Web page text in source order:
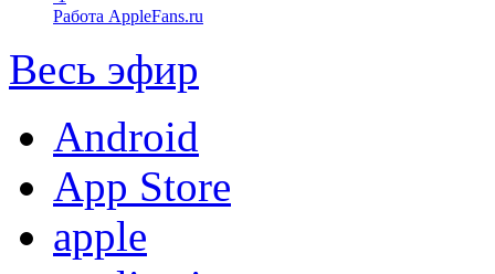
Работа AppleFans.ru
Весь эфир
Android
App Store
apple